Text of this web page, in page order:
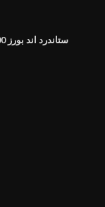
الرئيسية largecap ستاندرد اند بورز 500 مؤشر صندوق فئة المؤسسات